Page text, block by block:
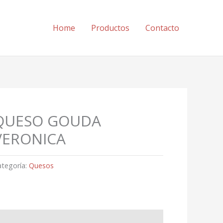
Home Productos Contacto
GOUDA
Quesos